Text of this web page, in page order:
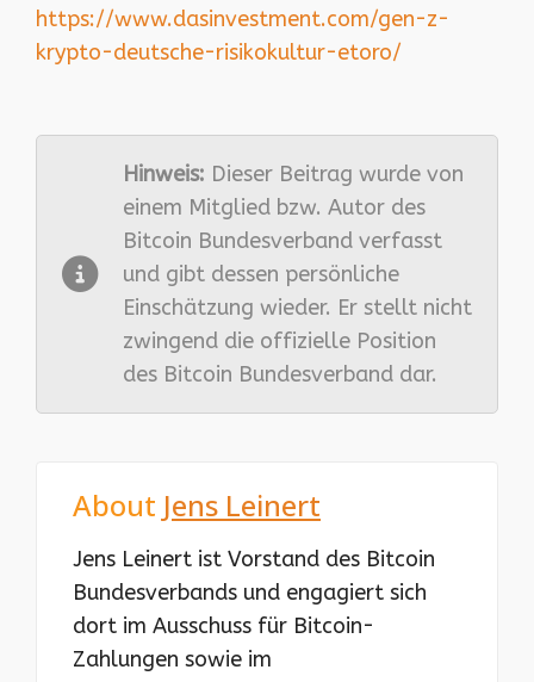
https://www.dasinvestment.com/gen-z-
krypto-deutsche-risikokultur-etoro/
Hinweis: Dieser Beitrag wurde von
einem Mitglied bzw. Autor des
Bitcoin Bundesverband verfasst
und gibt dessen persönliche
Einschätzung wieder. Er stellt nicht
zwingend die offizielle Position
des Bitcoin Bundesverband dar.
About Jens Leinert
Jens Leinert ist Vorstand des Bitcoin
Bundesverbands und engagiert sich
dort im Ausschuss für Bitcoin-
Zahlungen sowie im